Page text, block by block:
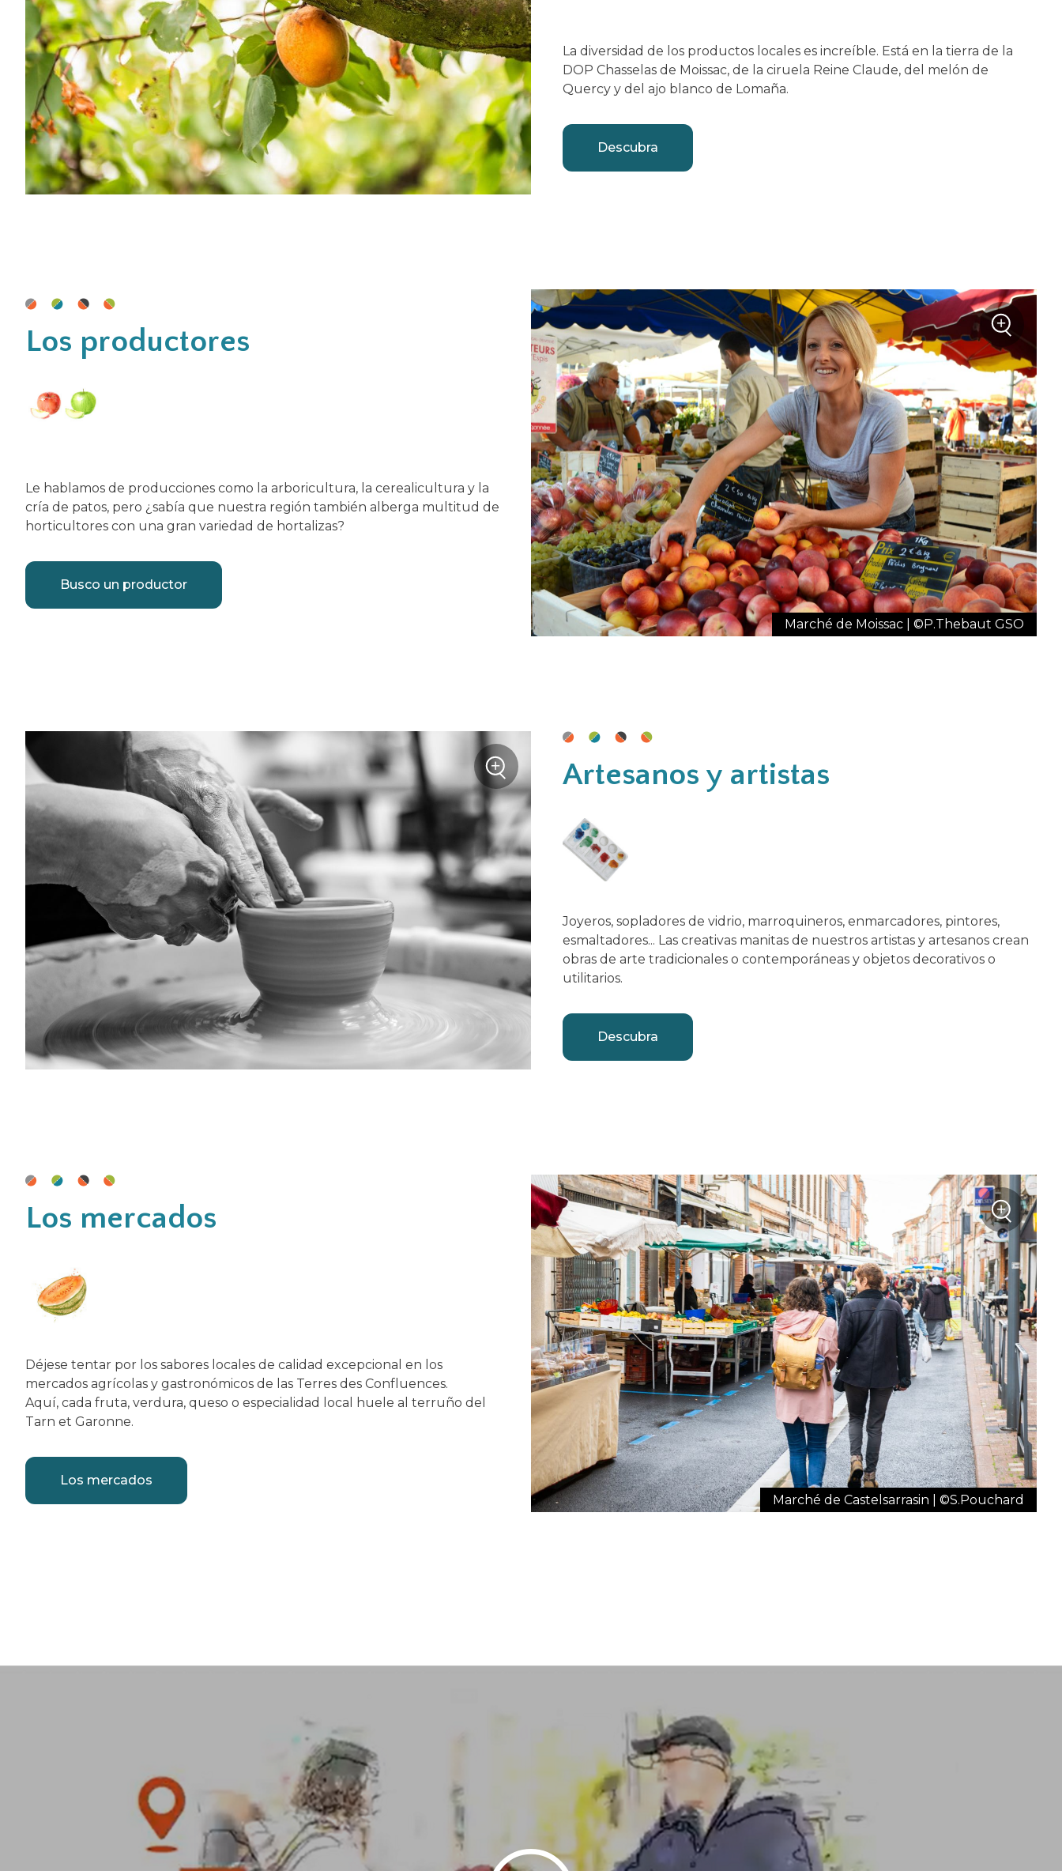
La diversidad de los productos locales es increíble. Está en la tierra de la
DOP Chasselas de Moissac, de la ciruela Reine Claude, del melón de
Quercy y del ajo blanco de Lomaña.
Descubra
Los productores
Le hablamos de producciones como la arboricultura, la cerealicultura y la
cría de patos, pero ¿sabía que nuestra región también alberga multitud de
horticultores con una gran variedad de hortalizas?
Busco un productor
Marché de Moissac | ©P.Thebaut GSO
Zoom
+
Artesanos y artistas
Joyeros, sopladores de vidrio, marroquineros, enmarcadores, pintores,
esmaltadores... Las creativas manitas de nuestros artistas y artesanos crean
obras de arte tradicionales o contemporáneas y objetos decorativos o
utilitarios.
Descubra
Zoom
+
Los mercados
Déjese tentar por los sabores locales de calidad excepcional en los
mercados agrícolas y gastronómicos de las Terres des Confluences.
Aquí, cada fruta, verdura, queso o especialidad local huele al terruño del
Tarn et Garonne.
Los mercados
Marché de Castelsarrasin | ©S.Pouchard
Zoom
+